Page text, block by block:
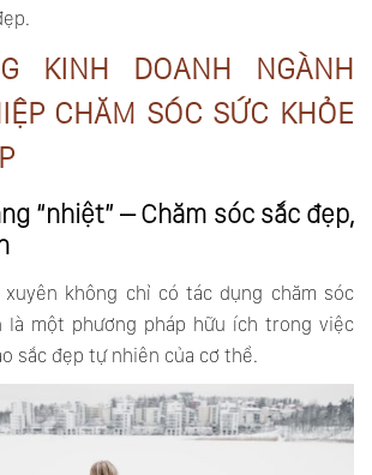
KINH DOANH NGÀNH
CHĂM SÓC SỨC KHỎE
“nhiệt” – Chăm sóc sắc đẹp,
không chỉ có tác dụng chăm sóc
là một phương pháp hữu ích trong việc
sắc đẹp tự nhiên của cơ thể.